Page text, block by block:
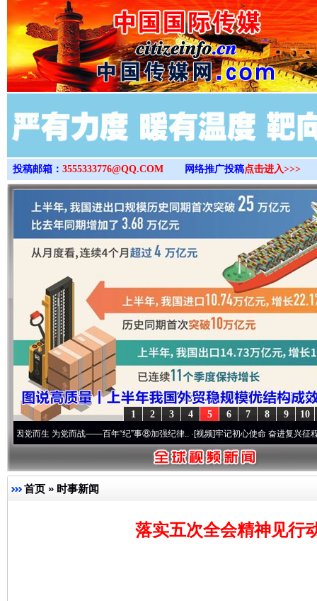
>
投稿邮箱： 3555333776@QQ.COM 网络推广投稿点击进入>>>
10
9
8
7
6
5
4
3
2
1
为党而战——百年“纪”事⑧加强纪律..·[视频]牢记初心使命 奋进复兴征程丨“转折之
首页 » 时事新闻
落实五次全会精神见行